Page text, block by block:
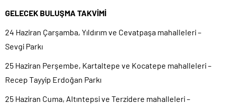
GELECEK BULUŞMA TAKVİMİ
24 Haziran Çarşamba, Yıldırım ve Cevatpaşa mahalleleri –
Sevgi Parkı
25 Haziran Perşembe, Kartaltepe ve Kocatepe mahalleleri –
Recep Tayyip Erdoğan Parkı
25 Haziran Cuma, Altıntepsi ve Terzidere mahalleleri –